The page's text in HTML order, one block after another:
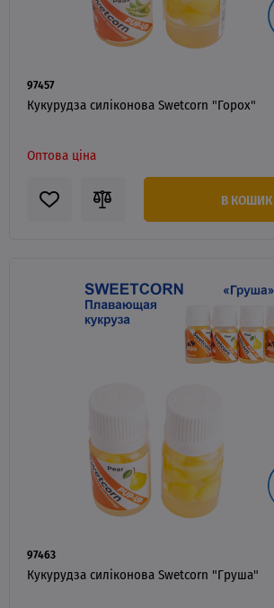
97457
Кукурудза силіконова Swetcorn "Горох"
Оптова ціна
В КОШИК
97463
Кукурудза силіконова Swetcorn "Груша"